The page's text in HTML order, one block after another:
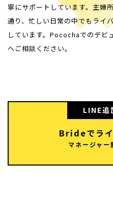
寧にサポートしています。主婦
通り、忙しい日常の中でもライ
しています。 Pocochaでのデビ
へご相談ください。
LINE追
Brideでライ
マネージャー